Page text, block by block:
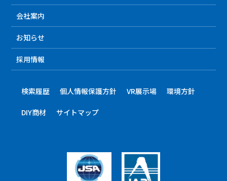
会社案内
お知らせ
採用情報
検索履歴 個人情報保護方針 VR展示場 環境方針
DIY商材 サイトマップ